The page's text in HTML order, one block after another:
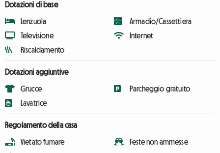
Dotazioni di base
Lenzuola
Televisione
Riscaldamento
Armadio/Cassettiera
Internet
Dotazioni aggiuntive
Grucce
Lavatrice
Parcheggio gratuito
Regolamento della casa
Vietato fumare
Feste non ammesse